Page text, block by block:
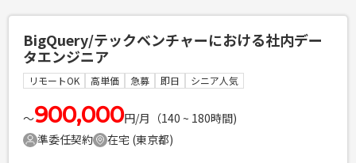
BigQuery/テックベンチャーにおける社内デー
タエンジニア
リモートOK 高単価 急募 即日 シニア人気
〜900,000円/月（140 ~ 180時間)
準委任契約
在宅 (東京都)